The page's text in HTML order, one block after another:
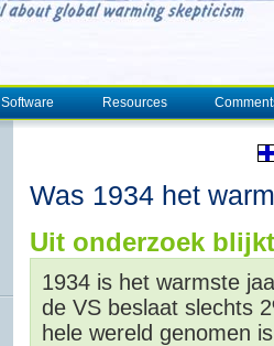
Software Resources
Was 1934 het
Uit onderzoek
1934 is het warmste
de VS beslaat slechts
hele wereld genomen